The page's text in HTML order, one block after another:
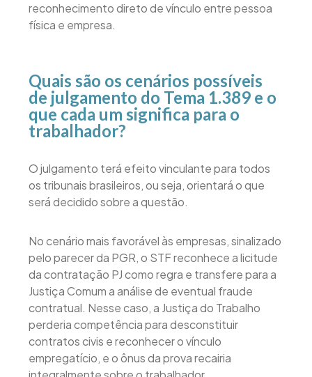
reconhecimento direto de vínculo entre pessoa
física e empresa.
Quais são os cenários possíveis
de julgamento do Tema 1.389 e o
que cada um significa para o
trabalhador?
O julgamento terá efeito vinculante para todos
os tribunais brasileiros, ou seja, orientará o que
será decidido sobre a questão.
No cenário mais favorável às empresas, sinalizado
pelo parecer da PGR, o STF reconhece a licitude
da contratação PJ como regra e transfere para a
Justiça Comum a análise de eventual fraude
contratual. Nesse caso, a Justiça do Trabalho
perderia competência para desconstituir
contratos civis e reconhecer o vínculo
empregatício, e o ônus da prova recairia